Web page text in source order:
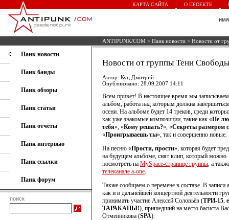
КАРТА САЙТА О ПРОЕКТЕ
ANTIPUNK/COM > Панк новости > Новости от
Панк новости
Панк банды
Панк обзоры
Панк статьи
Панк отчёты
Панк интервью
Панк ссылки
Панк форум
поиск
Новости от группы Тени Свободы
Автор: Куц Дмитрий
Опубликовано: 28.09.2007 14:11
Всем привет! В настоящее время мы
альбом, работа над которым должна
осени. На альбоме будет 14 треков, среди
как уже знакомые композиции, такие как «Не
тебя», «Кому решать?», «Секреты размером
«Проигрываешь ты», так и совершенно новые.
На песню «Прости, прости», которая будет
на будущем альбоме, снят клип, который можно
посмотреть на MySpace-странице группы, а
телеканале a-one.
Также сообщаем о перемене в составе. В записи
как и в дальнейшей концертной деятельности
принимать участие Алексей Соловьёв (ТРИ-15,
ТАРАКАНЫ!), пришедший на место басиста
Отменникова (SPA).